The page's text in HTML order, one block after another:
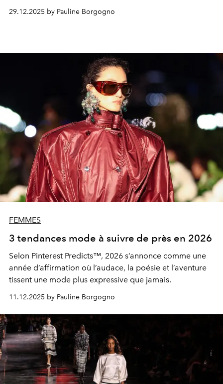
29.12.2025 by Pauline Borgogno
FEMMES
3 tendances mode à suivre de près en 2026
Selon Pinterest Predicts™, 2026 s’annonce comme une
année d’affirmation où l’audace, la poésie et l’aventure
tissent une mode plus expressive que jamais.
11.12.2025 by Pauline Borgogno